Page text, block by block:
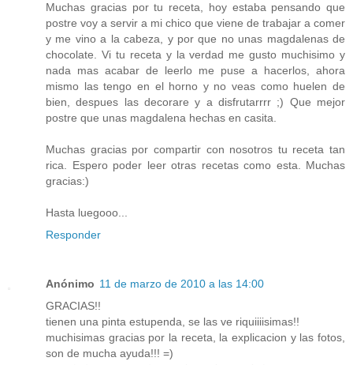
Muchas gracias por tu receta, hoy estaba pensando que
postre voy a servir a mi chico que viene de trabajar a comer
y me vino a la cabeza, y por que no unas magdalenas de
chocolate. Vi tu receta y la verdad me gusto muchisimo y
nada mas acabar de leerlo me puse a hacerlos, ahora
mismo las tengo en el horno y no veas como huelen de
bien, despues las decorare y a disfrutarrrr ;) Que mejor
postre que unas magdalena hechas en casita.
Muchas gracias por compartir con nosotros tu receta tan
rica. Espero poder leer otras recetas como esta. Muchas
gracias:)
Hasta luegooo...
Responder
Anónimo 11 de marzo de 2010 a las 14:00
GRACIAS!!
tienen una pinta estupenda, se las ve riquiiiisimas!!
muchisimas gracias por la receta, la explicacion y las fotos,
son de mucha ayuda!!! =)